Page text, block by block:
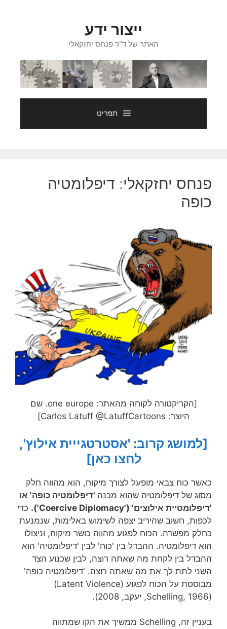
ייצור ידע
האתר של ד"ר פנחס יחזקאלי
תפריט
פנחס יחזקאלי: דיפלומטיה
כופה
[הקריקטורה לקוחה מהאתר: one europe. שם
היוצר: Carlos Latuff @LatuffCartoons]
[למושג קרוב: 'אסטרטגייית אילוץ',
לחצו כאן]
כאשר כוח צבאי מופעל לצורך מיקוח, הוא מהווה חלק
מסוג של דיפלומטיה שהוא מכנה 'דיפלומטיה כופה' או
'דיפלומטיית אילוצים' ('Coercive Diplomacy').
כדי
לכפות, חשוב שהיריב יצפה לשימוש באלימות, שנמנעת
כחלק מפשרה. הכוח לפגוע מהווה כושר מיקוח, וניצולו
הוא דיפלומטיה. ההבדל בין 'כוח' לבין 'דיפלומטיה' הוא
ההבדל בין לקחת מה שאתה רוצה, לבין שכנוע הצד
השני לתת לך את מה שאתה רוצה. 'דיפלומטיה כופה'
מבוססת על הכוח לפגוע (Latent Violence)
(Schelling, 1966, יעקב, 2008).
בעניין זה, Schelling ממשיך את הקו שמתווה